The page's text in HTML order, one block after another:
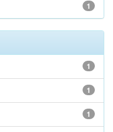
1
1
1
1